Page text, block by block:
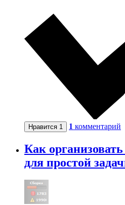
Нравится 1 1 комментарий
Как
для простой